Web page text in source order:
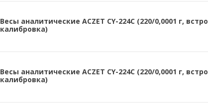
Весы аналитические ACZET CY-224С (220/0,0001 г,
калибровка)
Весы аналитические ACZET CY-224С (220/0,0001 г,
калибровка)